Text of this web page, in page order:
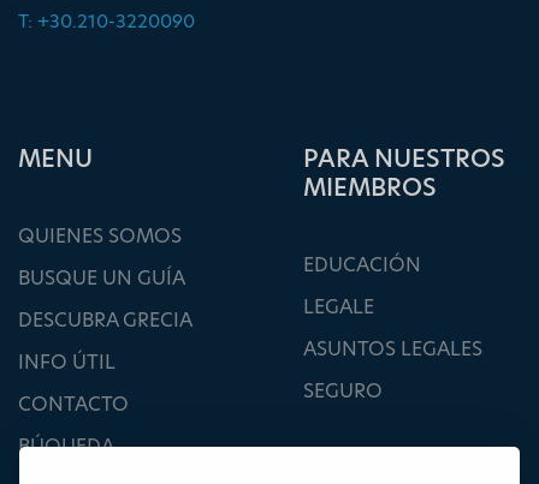
T: +30.210-3220090
ΜΕΝU
QUIENES SOMOS
BUSQUE UN GUÍA
DESCUBRA GRECIA
INFO ÚTIL
CONTACTO
BÚQUEDA
PARA NUESTROS
MIEMBROS
EDUCACIÓN
LEGALE
ASUNTOS LEGALES
SEGURO